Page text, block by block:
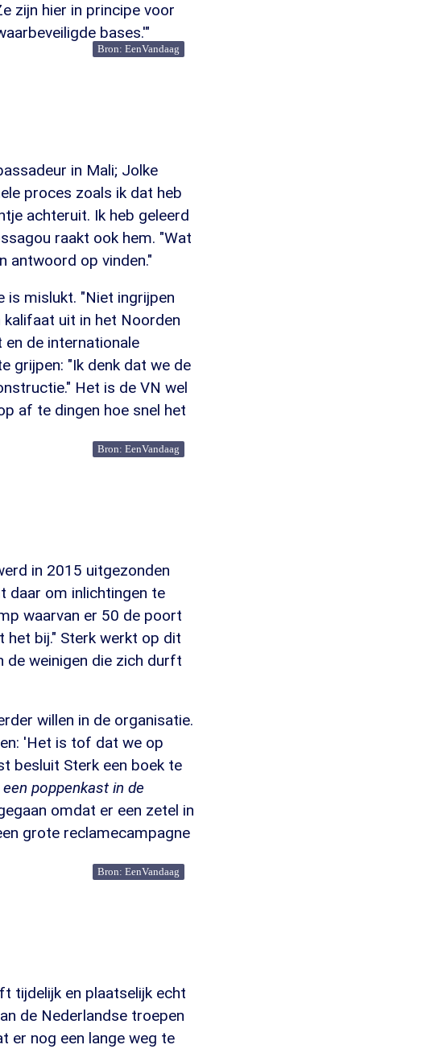
zijn hier in principe voor
bases.'"
Bron: EenVandaag
in Mali; Jolke
proces zoals ik dat heb
achteruit. Ik heb geleerd
raakt ook hem. "Wat
antwoord op vinden."
is mislukt. "Niet ingrijpen
uit in het Noorden
de internationale
grijpen: "Ik denk dat we de
Het is de VN wel
af te dingen hoe snel het
Bron: EenVandaag
in 2015 uitgezonden
daar om inlichtingen te
waarvan er 50 de poort
het bij." Sterk werkt op dit
de weinigen die zich durft
willen in de organisatie.
'Het is tof dat we op
besluit Sterk een boek te
poppenkast in de
omdat er een zetel in
grote reclamecampagne
Bron: EenVandaag
tijdelijk en plaatselijk echt
de Nederlandse troepen
er nog een lange weg te